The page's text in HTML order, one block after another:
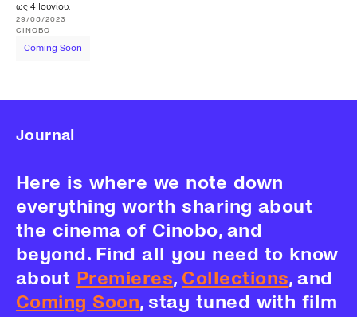
ως 4 Ιουνίου.
29/05/2023
CINOBO
Coming Soon
Journal
Here is where we note down
everything worth sharing about
the cinema of Cinobo, and
beyond. Find all you need to know
about Premieres, Collections, and
Coming Soon, stay tuned with film